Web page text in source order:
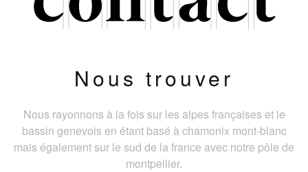
Nous trouver
Nous rayonnons à la fois sur les alpes françaises et le
bassin genevois en étant basé à chamonix mont-blanc
mais également sur le sud de la france avec notre pôle de
montpellier.